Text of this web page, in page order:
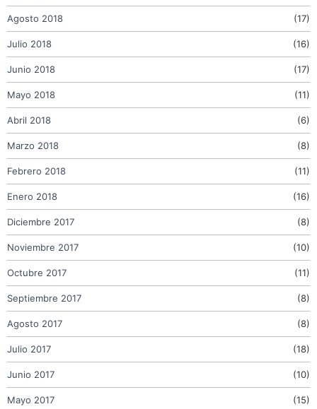
Agosto 2018 (17)
Julio 2018 (16)
Junio 2018 (17)
Mayo 2018 (11)
Abril 2018 (6)
Marzo 2018 (8)
Febrero 2018 (11)
Enero 2018 (16)
Diciembre 2017 (8)
Noviembre 2017 (10)
Octubre 2017 (11)
Septiembre 2017 (8)
Agosto 2017 (8)
Julio 2017 (18)
Junio 2017 (10)
Mayo 2017 (15)